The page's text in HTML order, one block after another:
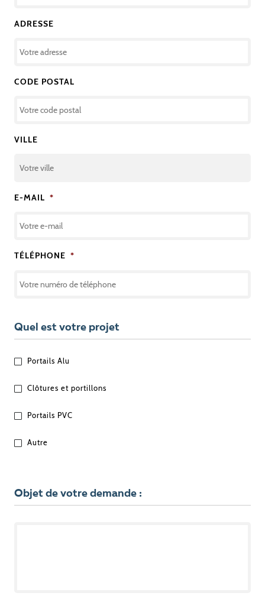
ADRESSE
CODE POSTAL
VILLE
E-MAIL *
TÉLÉPHONE *
Quel est votre projet
QUEL
PROJET
Portails Alu
Clôtures et portillons
Portails PVC
Autre
Objet de votre demande :